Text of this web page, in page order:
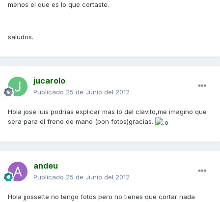
menos el que es lo que cortaste.
saludos.
jucarolo
Publicado 25 de Junio del 2012
Hola jose luis podrias explicar mas lo del clavito,me imagino que
sera para el freno de mano (pon fotos)gracias.
andeu
Publicado 25 de Junio del 2012
Hola jjossette no tengo fotos pero no tienes que cortar nada